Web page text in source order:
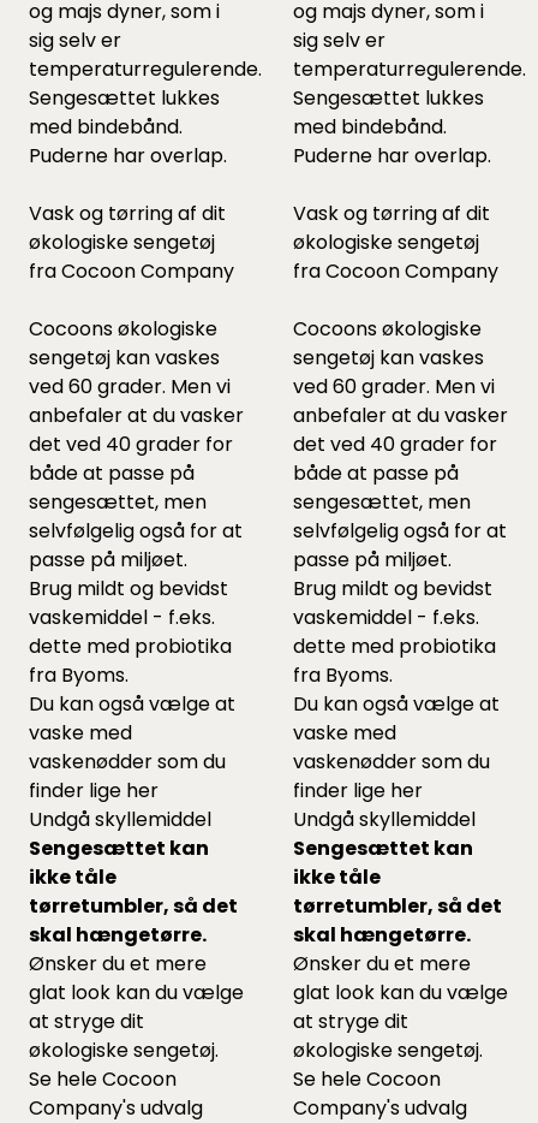
og majs dyner, som i
sig selv er
temperaturregulerende.
Sengesættet lukkes
med bindebånd.
Puderne har overlap.
Vask og tørring af dit
økologiske sengetøj
fra Cocoon Company
Cocoons økologiske
sengetøj kan vaskes
ved 60 grader. Men vi
anbefaler at du vasker
det ved 40 grader for
både at passe på
sengesættet, men
selvfølgelig også for at
passe på miljøet.
Brug mildt og bevidst
vaskemiddel - f.eks.
dette med probiotika
fra Byoms.
Du kan også vælge at
vaske med
vaskenødder som du
finder lige her
Undgå skyllemiddel
Sengesættet kan
ikke tåle
tørretumbler, så det
skal hængetørre.
Ønsker du et mere
glat look kan du vælge
at stryge dit
økologiske sengetøj.
Se heleCocoon
Company's udvalg
og majs dyner, som i
sig selv er
temperaturregulerende.
Sengesættet lukkes
med bindebånd.
Puderne har overlap.
Vask og tørring af dit
økologiske sengetøj
fra Cocoon Company
Cocoons økologiske
sengetøj kan vaskes
ved 60 grader. Men vi
anbefaler at du vasker
det ved 40 grader for
både at passe på
sengesættet, men
selvfølgelig også for at
passe på miljøet.
Brug mildt og bevidst
vaskemiddel - f.eks.
dette med probiotika
fra Byoms.
Du kan også vælge at
vaske med
vaskenødder som du
finder lige her
Undgå skyllemiddel
Sengesættet kan
ikke tåle
tørretumbler, så det
skal hængetørre.
Ønsker du et mere
glat look kan du vælge
at stryge dit
økologiske sengetøj.
Se heleCocoon
Company's udvalg